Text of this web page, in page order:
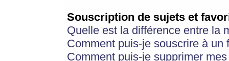
Souscription de sujets et
Quelle est la différence entre la
Comment puis-je souscrire à
Comment puis-je supprimer